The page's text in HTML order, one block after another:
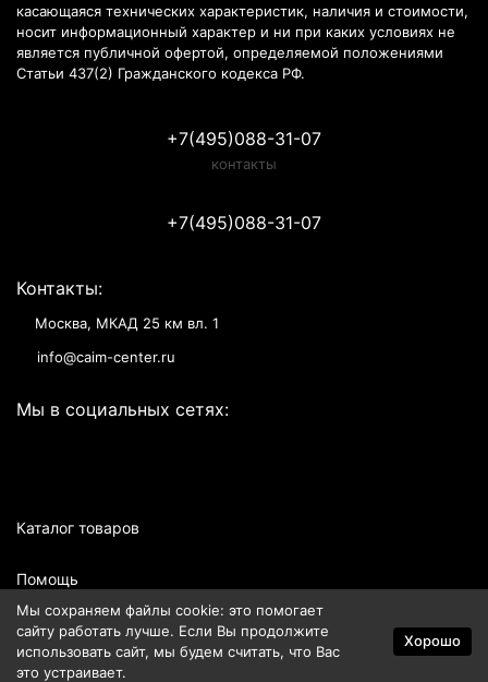
касающаяся технических характеристик, наличия и стоимости,
носит информационный характер и ни при каких условиях не
является публичной офертой, определяемой положениями
Статьи 437(2) Гражданского кодекса РФ.
+7(495)088-31-07
контакты
+7(495)088-31-07
Контакты:
Москва, МКАД 25 км вл. 1
info@caim-center.ru
Мы в социальных сетях:
Каталог товаров
Помощь
Информация
Мы сохраняем файлы cookie: это помогает
сайту работать лучше. Если Вы продолжите
использовать сайт, мы будем считать, что Вас
это устраивает.
Хорошо